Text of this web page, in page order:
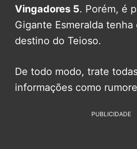
Vingadores 5. Porém, é
Gigante Esmeralda tenha
destino do Teioso.
De todo modo, trate
informações como
PUBLICIDADE